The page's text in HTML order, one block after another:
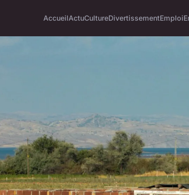
AccueilActuCultureDivertissementEmploi